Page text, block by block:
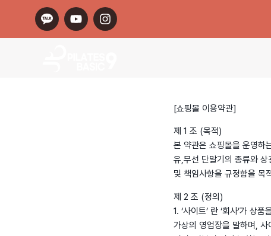
[쇼핑몰 이용약관]
제 1 조 (목적)
본 약관은 쇼핑몰을 운영하
유,무선 단말기의 종류와
및 책임사항을 규정함을 목
제 2 조 (정의)
1. ‘사이트’ 란 ‘회사’가 상
가상의 영업장을 말하며, 사